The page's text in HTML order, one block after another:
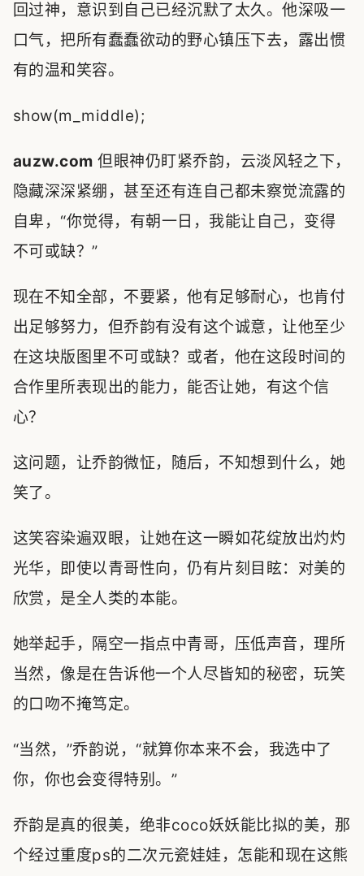
回过神，意识到自己已经沉默了太久。他深吸一
口气，把所有蠢蠢欲动的野心镇压下去，露出惯
有的温和笑容。
show(m_middle);
auzw.com 但眼神仍盯紧乔韵，云淡风轻之下，
隐藏深深紧绷，甚至还有连自己都未察觉流露的
自卑，“你觉得，有朝一日，我能让自己，变得
不可或缺？”
现在不知全部，不要紧，他有足够耐心，也肯付
出足够努力，但乔韵有没有这个诚意，让他至少
在这块版图里不可或缺？或者，他在这段时间的
合作里所表现出的能力，能否让她，有这个信
心？
这问题，让乔韵微怔，随后，不知想到什么，她
笑了。
这笑容染遍双眼，让她在这一瞬如花绽放出灼灼
光华，即使以青哥性向，仍有片刻目眩：对美的
欣赏，是全人类的本能。
她举起手，隔空一指点中青哥，压低声音，理所
当然，像是在告诉他一个人尽皆知的秘密，玩笑
的口吻不掩笃定。
“当然，”乔韵说，“就算你本来不会，我选中了
你，你也会变得特别。”
乔韵是真的很美，绝非coco妖妖能比拟的美，那
个经过重度ps的二次元瓷娃娃，怎能和现在这熊